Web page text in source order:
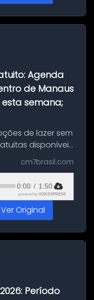
Agenda
de Manaus
semana;
de lazer sem
disponíveis
e quinta-feira
exposição
cm7brasil.com
0:00 / 1:50
powered by VOICEXPRESS
Ver Original
Período